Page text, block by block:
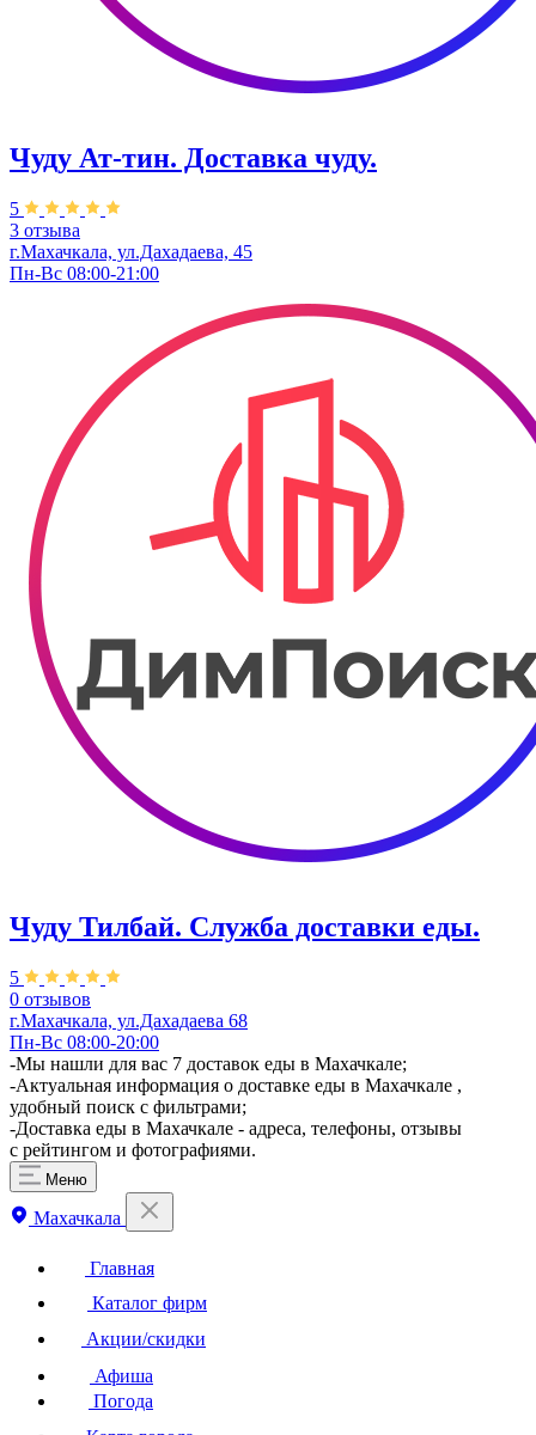
Чуду Ат-тин. Доставка чуду.
5
3 отзыва
г.Махачкала, ул.Дахадаева, 45
Пн-Вс 08:00-21:00
Чуду Тилбай. Служба доставки еды.
5
0 отзывов
г.Махачкала, ул.Дахадаева 68
Пн-Вс 08:00-20:00
-Мы нашли для вас 7 доставок еды в Махачкале;
-Актуальная информация о доставке еды в Махачкале ,
удобный поиск с фильтрами;
-Доставка еды в Махачкале - адреса, телефоны, отзывы
с рейтингом и фотографиями.
Меню
Махачкала
Главная
Каталог фирм
Акции/скидки
Афиша
Погода